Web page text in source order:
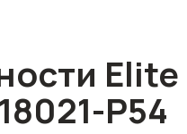
Elite
P54